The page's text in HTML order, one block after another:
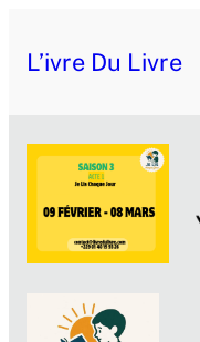
L’ivre Du Livre